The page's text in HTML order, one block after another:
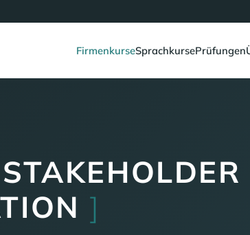
FirmenkurseSprachkursePrüfungen
]